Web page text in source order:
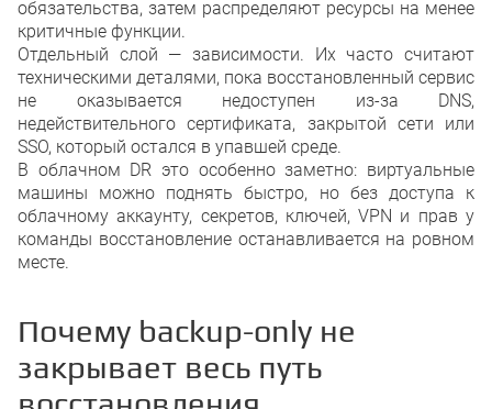
обязательства, затем распределяют ресурсы на менее
критичные функции.
Отдельный слой — зависимости. Их часто считают
техническими деталями, пока восстановленный сервис
не оказывается недоступен из-за DNS,
недействительного сертификата, закрытой сети или
SSO, который остался в упавшей среде.
В облачном DR это особенно заметно: виртуальные
машины можно поднять быстро, но без доступа к
облачному аккаунту, секретов, ключей, VPN и прав у
команды восстановление останавливается на ровном
месте.
Почему backup-only не
закрывает весь путь